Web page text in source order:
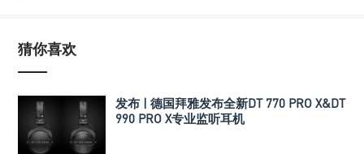
猜你喜欢
发布 | 德国拜雅发布全新DT 770 PRO X&DT
990 PRO X专业监听耳机